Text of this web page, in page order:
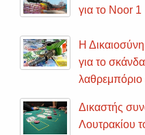
για το Noor 1
Η
για το
λαθρεμπόριο
Δικαστής
Λουτρακίου